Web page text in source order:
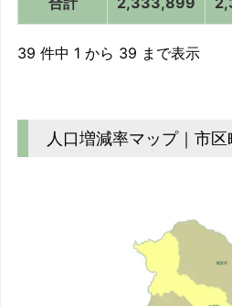
39 件中 1 から 39 まで表示
人口増減率マップ｜市区